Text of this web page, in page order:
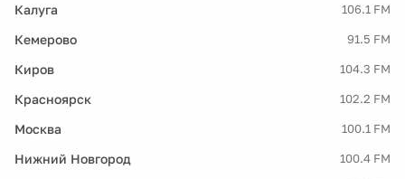
Калуга 106.1 FM
Кемерово 91.5 FM
Киров 104.3 FM
Красноярск 102.2 FM
Москва 100.1 FM
Нижний Новгород 100.4 FM